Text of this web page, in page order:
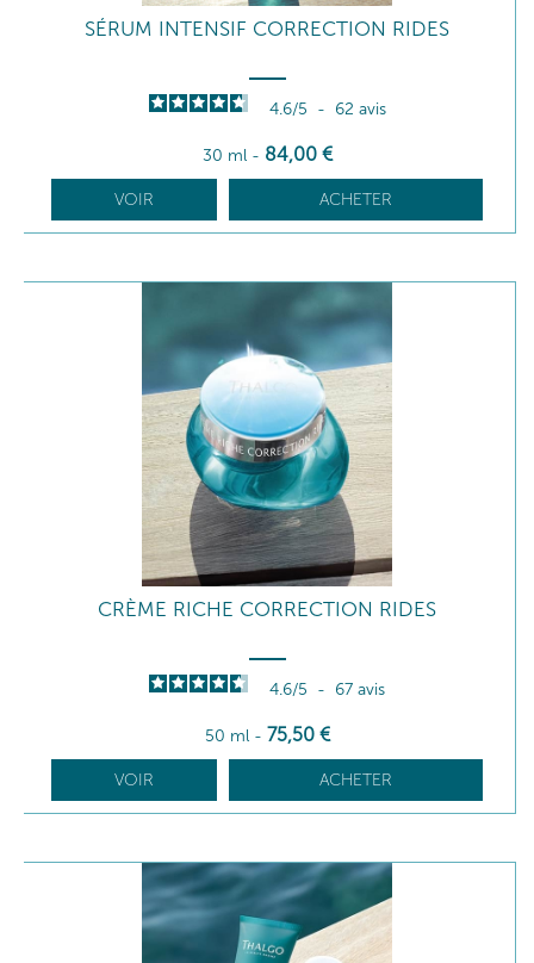
SÉRUM INTENSIF CORRECTION RIDES
4.6/5 - 62 avis
30 ml - 84,00 €
VOIR ACHETER
CRÈME RICHE CORRECTION RIDES
4.6/5 - 67 avis
50 ml - 75,50 €
VOIR ACHETER